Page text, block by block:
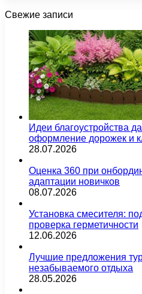
Свежие записи
Идеи благоустройства
оформление дорожек и
28.07.2026
Оценка 360 при
адаптации новичков
08.07.2026
Установка смесителя:
проверка герметичности
12.06.2026
Лучшие предложения
незабываемого отдыха
28.05.2026